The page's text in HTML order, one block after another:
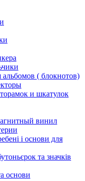
( блокнотов)
и шкатулок
винил
і основи для
та значків
основи